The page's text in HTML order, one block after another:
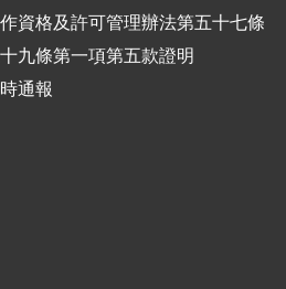
資格及許可管理辦法第五十七條
九條第一項第五款證明
通報